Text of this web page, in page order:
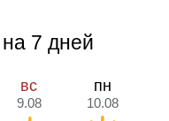
7 дней
вс
9.08
пн
10.08